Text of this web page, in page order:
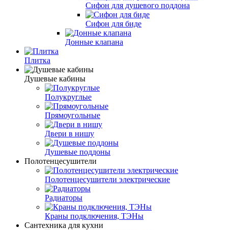
Сифон для душевого поддона
Сифон для биде
Донные клапана
Плитка
Душевые кабины
Полукруглые
Прямоугольные
Двери в нишу
Душевые поддоны
Полотенцесушители
Полотенцесушители электрические
Радиаторы
Краны подключения, ТЭНы
Сантехника для кухни